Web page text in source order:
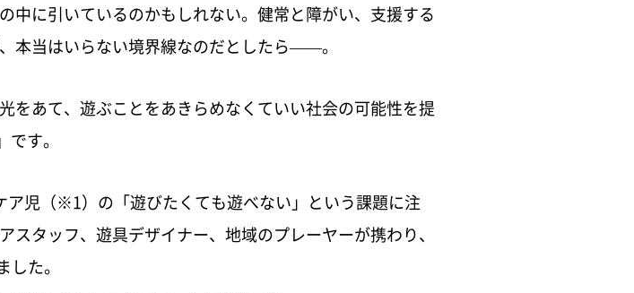
中に引いているのかもしれない。健常と障がい、支援する
本当はいらない境界線なのだとしたら——。
をあて、遊ぶことをあきらめなくていい社会の可能性を提
です。
児（※1）の「遊びたくても遊べない」という課題に注
タッフ、遊具デザイナー、地域のプレーヤーが携わり、
た。